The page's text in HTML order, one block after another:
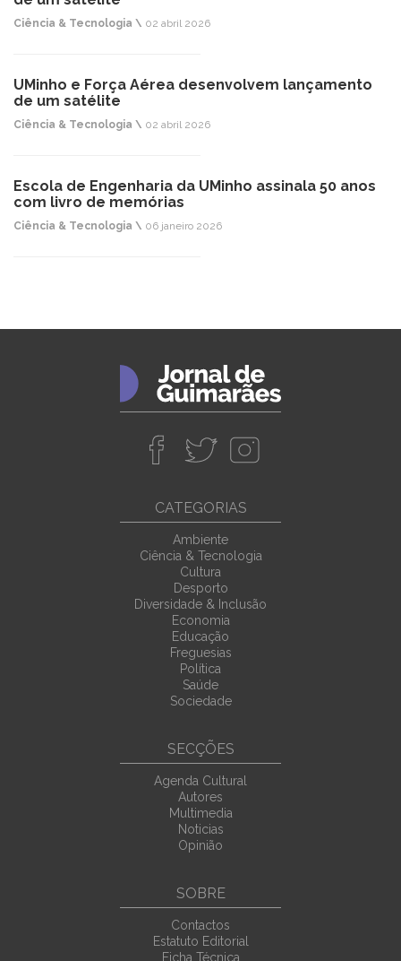
Ciência & Tecnologia \ 02 abril 2026
UMinho e Força Aérea desenvolvem lançamento
de um satélite
Ciência & Tecnologia \ 02 abril 2026
Escola de Engenharia da UMinho assinala 50 anos
com livro de memórias
Ciência & Tecnologia \ 06 janeiro 2026
CATEGORIAS
Ambiente
Ciência & Tecnologia
Cultura
Desporto
Diversidade & Inclusão
Economia
Educação
Freguesias
Política
Saúde
Sociedade
SECÇÕES
Agenda Cultural
Autores
Multimedia
Noticias
Opinião
SOBRE
Contactos
Estatuto Editorial
Ficha Técnica